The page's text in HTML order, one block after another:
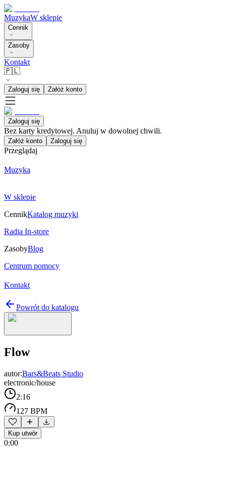
MuzykaW sklepie
Cennik
Zasoby
Kontakt
🇵🇱
Zaloguj się Załóż konto
Zaloguj się
Bez karty kredytowej. Anuluj w dowolnej chwili.
Załóż konto Zaloguj się
Przeglądaj
Muzyka
W sklepie
CennikKatalog muzyki
Radia In-store
ZasobyBlog
Centrum pomocy
Kontakt
Powrót do katalogu
Flow
autor:Bars&Beats Studio
electronic/house
2:16
127 BPM
Kup utwór
0:00